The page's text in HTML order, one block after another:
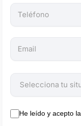
He leído y acepto la